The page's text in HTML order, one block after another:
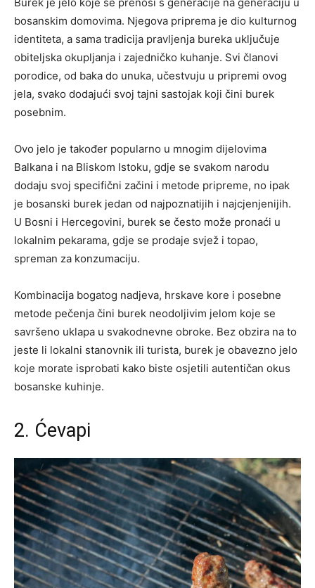
bosanskim domovima. Njegova priprema je dio kulturnog
identiteta, a sama tradicija pravljenja bureka uključuje
obiteljska okupljanja i zajedničko kuhanje. Svi članovi
porodice, od baka do unuka, učestvuju u pripremi ovog
jela, svako dodajući svoj tajni sastojak koji čini burek
posebnim.
Ovo jelo je također popularno u mnogim dijelovima
Balkana i na Bliskom Istoku, gdje se svakom narodu
dodaju svoj specifični začini i metode pripreme, no ipak
je bosanski burek jedan od najpoznatijih i najcjenjenijih.
U Bosni i Hercegovini, burek se često može pronaći u
lokalnim pekarama, gdje se prodaje svjež i topao,
spreman za konzumaciju.
Kombinacija bogatog nadjeva, hrskave kore i posebne
metode pečenja čini burek neodoljivim jelom koje se
savršeno uklapa u svakodnevne obroke. Bez obzira na to
jeste li lokalni stanovnik ili turista, burek je obavezno jelo
koje morate isprobati kako biste osjetili autentičan okus
bosanske kuhinje.
2. Ćevapi